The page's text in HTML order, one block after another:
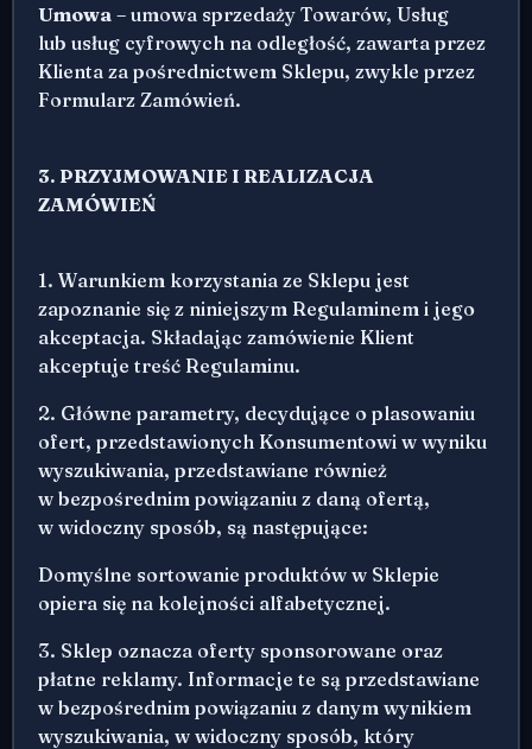
Umowa – umowa sprzedaży Towarów, Usług
lub usług cyfrowych na odległość, zawarta przez
Klienta za pośrednictwem Sklepu, zwykle przez
Formularz Zamówień.
3. PRZYJMOWANIE I REALIZACJA
ZAMÓWIEŃ
1. Warunkiem korzystania ze Sklepu jest
zapoznanie się z niniejszym Regulaminem i jego
akceptacja. Składając zamówienie Klient
akceptuje treść Regulaminu.
2. Główne parametry, decydujące o plasowaniu
ofert, przedstawionych Konsumentowi w wyniku
wyszukiwania, przedstawiane również
w bezpośrednim powiązaniu z daną ofertą,
w widoczny sposób, są następujące:
Domyślne sortowanie produktów w Sklepie
opiera się na kolejności alfabetycznej.
3. Sklep oznacza oferty sponsorowane oraz
płatne reklamy. Informacje te są przedstawiane
w bezpośrednim powiązaniu z danym wynikiem
wyszukiwania, w widoczny sposób, który